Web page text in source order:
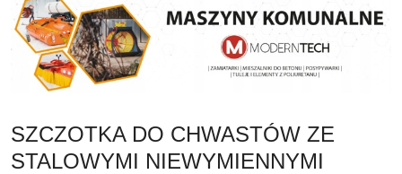
SZCZOTKA DO CHWASTÓW ZE
STALOWYMI NIEWYMIENNYMI